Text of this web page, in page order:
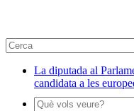
La diputada al
candidata a les